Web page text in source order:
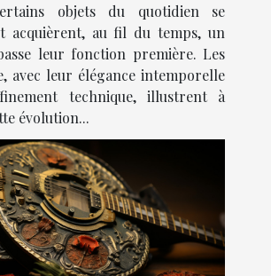
objets du quotidien se
acquièrent, au fil du temps, un
leur fonction première. Les
avec leur élégance intemporelle
technique, illustrent à
évolution...